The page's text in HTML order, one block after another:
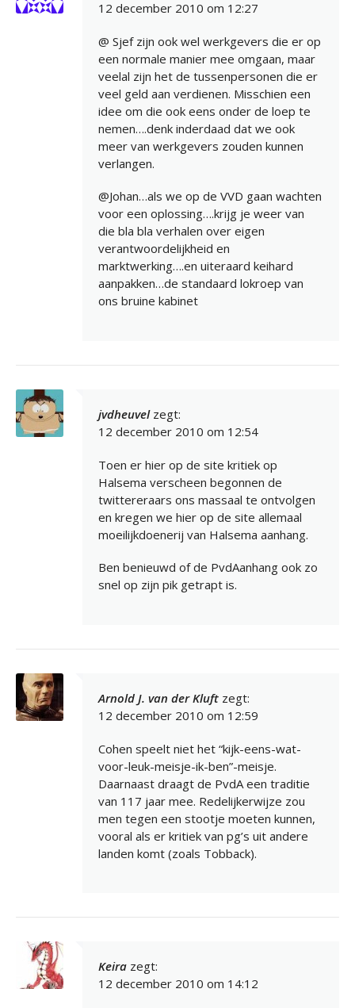
12 december 2010 om 12:27
@ Sjef zijn ook wel werkgevers die er op
een normale manier mee omgaan, maar
veelal zijn het de tussenpersonen die er
veel geld aan verdienen. Misschien een
idee om die ook eens onder de loep te
nemen….denk inderdaad dat we ook
meer van werkgevers zouden kunnen
verlangen.
@Johan…als we op de VVD gaan wachten
voor een oplossing….krijg je weer van
die bla bla verhalen over eigen
verantwoordelijkheid en
marktwerking….en uiteraard keihard
aanpakken…de standaard lokroep van
ons bruine kabinet
jvdheuvel zegt:
12 december 2010 om 12:54
Toen er hier op de site kritiek op
Halsema verscheen begonnen de
twittereraars ons massaal te ontvolgen
en kregen we hier op de site allemaal
moeilijkdoenerij van Halsema aanhang.
Ben benieuwd of de PvdAanhang ook zo
snel op zijn pik getrapt is.
Arnold J. van der Kluft zegt:
12 december 2010 om 12:59
Cohen speelt niet het “kijk-eens-wat-
voor-leuk-meisje-ik-ben”-meisje.
Daarnaast draagt de PvdA een traditie
van 117 jaar mee. Redelijkerwijze zou
men tegen een stootje moeten kunnen,
vooral als er kritiek van pg’s uit andere
landen komt (zoals Tobback).
Keira zegt:
12 december 2010 om 14:12